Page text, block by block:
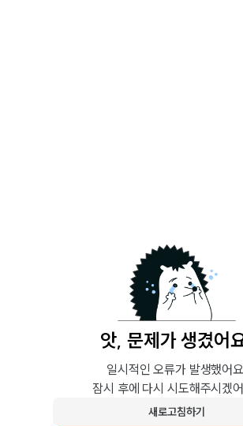
앗, 문제가 생겼어
일시적인 오류가 발생했어
잠시 후에 다시 시도해주시겠
새로고침하기